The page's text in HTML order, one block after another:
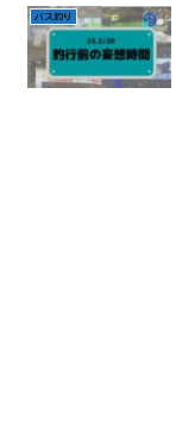
バス釣り